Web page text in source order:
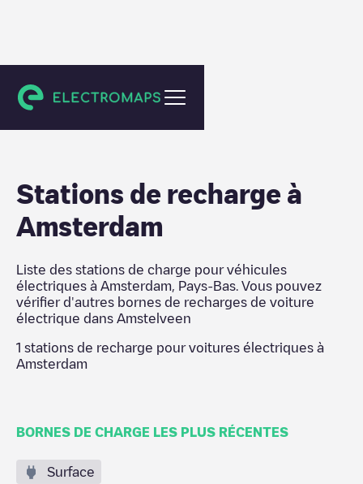
Amstelveen
Stations de recharge à
Amsterdam
Liste des stations de charge pour véhicules
électriques à Amsterdam Pays-Bas . Vous pouvez
vérifier d'autres bornes de recharges de voiture
électrique dans Amstelveen
1 stations de recharge pour voitures électriques à
Amsterdam
BORNES DE CHARGE LES PLUS RÉCENTES
Surface